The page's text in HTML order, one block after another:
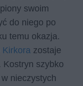
swoim
do niego po
temu okazja.
Kirkora zostaje
Kostryn szybko
nieczystych